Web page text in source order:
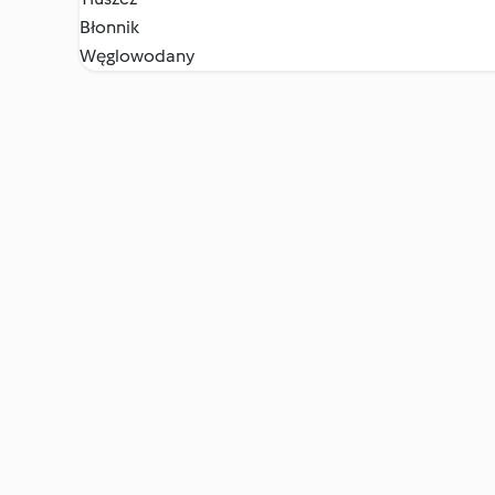
Błonnik
Węglowodany